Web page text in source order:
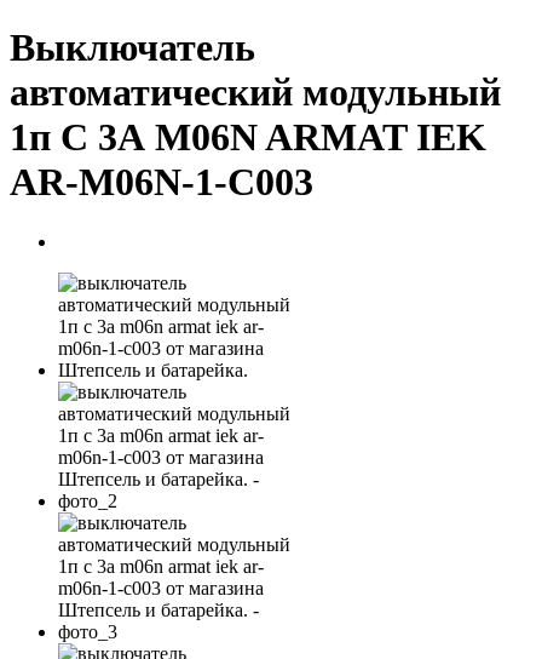
Выключатель
автоматический модульный
1п C 3А M06N ARMAT IEK
AR-M06N-1-C003